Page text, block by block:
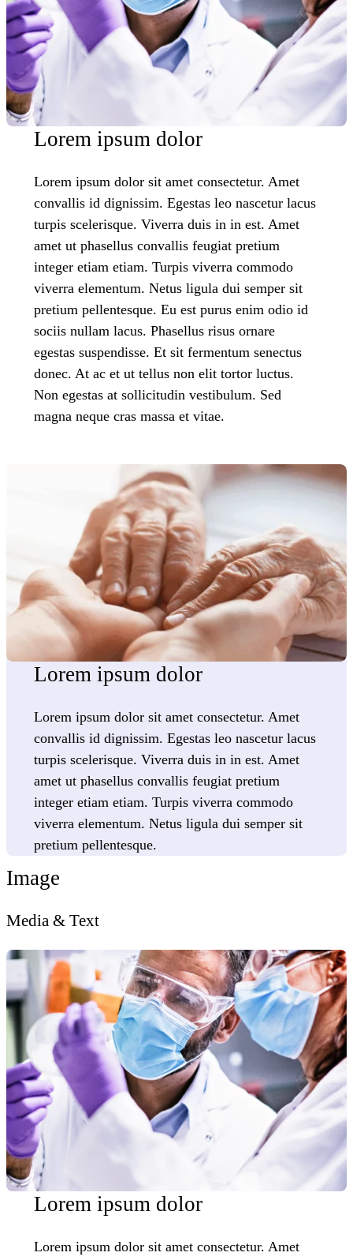
Lorem ipsum dolor
Lorem ipsum dolor sit amet consectetur. Amet
convallis id dignissim. Egestas leo nascetur lacus
turpis scelerisque. Viverra duis in in est. Amet
amet ut phasellus convallis feugiat pretium
integer etiam etiam. Turpis viverra commodo
viverra elementum. Netus ligula dui semper sit
pretium pellentesque. Eu est purus enim odio id
sociis nullam lacus. Phasellus risus ornare
egestas suspendisse. Et sit fermentum senectus
donec. At ac et ut tellus non elit tortor luctus.
Non egestas at sollicitudin vestibulum. Sed
magna neque cras massa et vitae.
Lorem ipsum dolor
Lorem ipsum dolor sit amet consectetur. Amet
convallis id dignissim. Egestas leo nascetur lacus
turpis scelerisque. Viverra duis in in est. Amet
amet ut phasellus convallis feugiat pretium
integer etiam etiam. Turpis viverra commodo
viverra elementum. Netus ligula dui semper sit
pretium pellentesque.
Image
Media & Text
Lorem ipsum dolor
Lorem ipsum dolor sit amet consectetur. Amet